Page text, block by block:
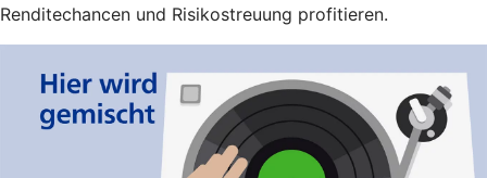
Renditechancen und Risikostreuung profitieren.